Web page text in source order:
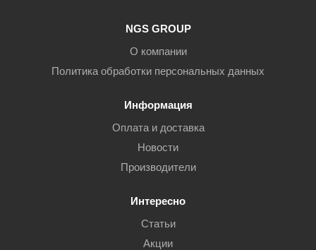
NGS GROUP
О компании
Политика обработки персональных данных
Информация
Оплата и доставка
Новости
Производители
Интересно
Статьи
Акции